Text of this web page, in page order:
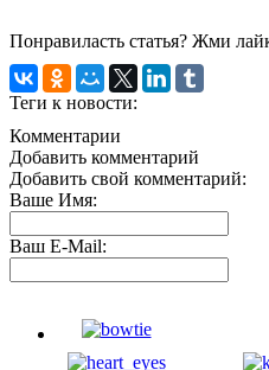
Понравиласть статья? Жми
Теги к новости:
Комментарии
Добавить комментарий
Добавить свой комментарий:
Ваше Имя:
Ваш E-Mail: